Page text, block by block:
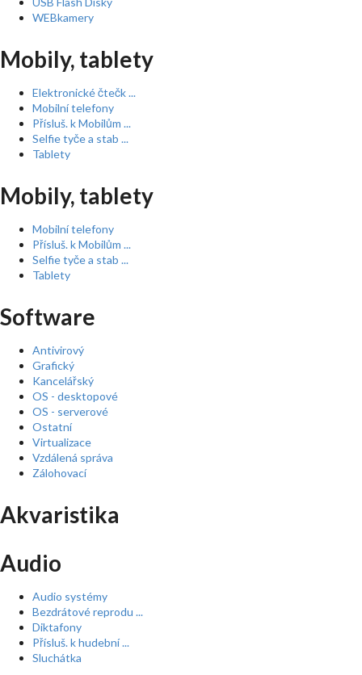
WEBkamery
Mobily, tablety
Elektronické čtečk ...
Mobilní telefony
Přísluš. k Mobilům ...
Selfie tyče a stab ...
Tablety
Mobily, tablety
Mobilní telefony
Přísluš. k Mobilům ...
Selfie tyče a stab ...
Tablety
Software
Antivirový
Grafický
Kancelářský
OS - desktopové
OS - serverové
Ostatní
Virtualizace
Vzdálená správa
Zálohovací
Akvaristika
Audio
Audio systémy
Bezdrátové reprodu ...
Diktafony
Přísluš. k hudební ...
Sluchátka